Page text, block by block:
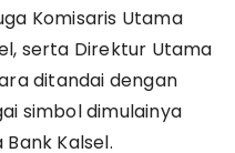
Komisaris Utama
serta Direktur Utama
ditandai dengan
simbol dimulainya
Kalsel.